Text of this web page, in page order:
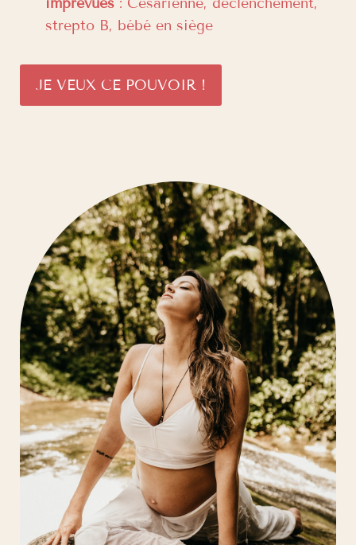
strepto B, bébé en siège
JE VEUX CE POUVOIR !